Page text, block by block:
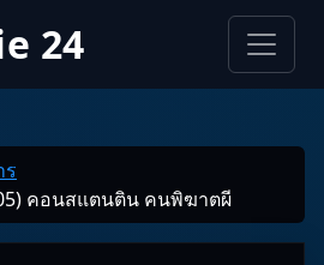
24
คอนสแตนติน คนพิฆาตผี